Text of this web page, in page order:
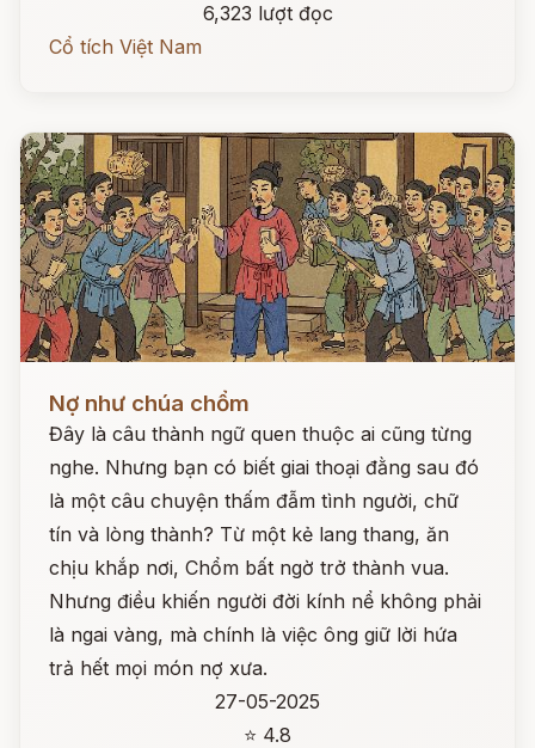
6,323 lượt đọc
Cổ tích Việt Nam
Nợ như chúa chổm
Đây là câu thành ngữ quen thuộc ai cũng từng
nghe. Nhưng bạn có biết giai thoại đằng sau đó
là một câu chuyện thấm đẫm tình người, chữ
tín và lòng thành? Từ một kẻ lang thang, ăn
chịu khắp nơi, Chổm bất ngờ trở thành vua.
Nhưng điều khiến người đời kính nể không phải
là ngai vàng, mà chính là việc ông giữ lời hứa
trả hết mọi món nợ xưa.
27-05-2025
⭐ 4.8